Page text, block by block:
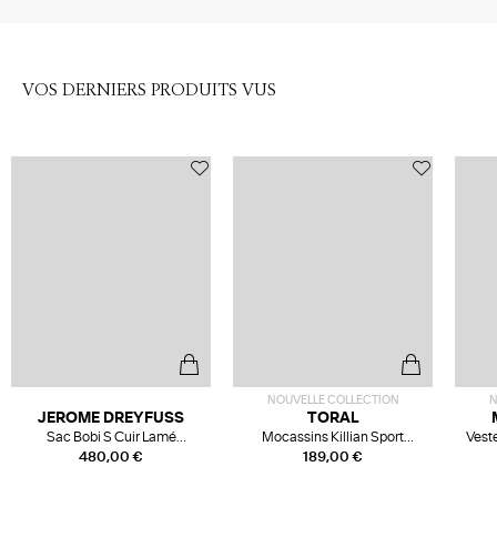
VOS DERNIERS PRODUITS VUS
480,00 €
JEROME DREYFUSS
Sac Bobi S Cuir Lamé
Champagne
NOUVELLE COLLECTION
189,00 €
TORAL
Mocassins Killian Sport
Mousse